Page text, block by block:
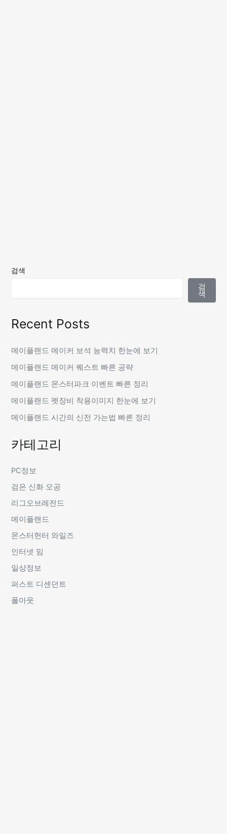
검색
검
색
Recent Posts
메이플랜드 메이커 보석 능력치 한눈에 보기
메이플랜드 메이커 퀘스트 빠른 공략
메이플랜드 몬스터파크 이벤트 빠른 정리
메이플랜드 펫장비 착용이미지 한눈에 보기
메이플랜드 시간의 신전 가는법 빠른 정리
카테고리
PC정보
검은 신화 오공
리그오브레전드
메이플랜드
몬스터헌터 와일즈
인터넷 밈
일상정보
퍼스트 디센던트
폴아웃